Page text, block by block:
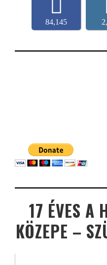
84,145
17 ÉVES A
KÖZEPE –